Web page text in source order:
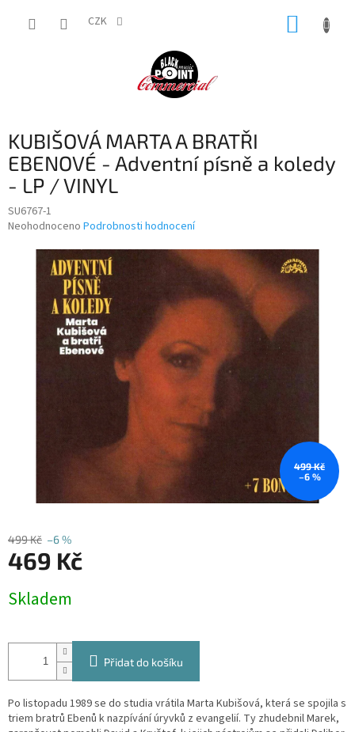
CZK
KUBIŠOVÁ MARTA A BRATŘI
EBENOVÉ - Adventní písně a koledy
- LP / VINYL
SU6767-1
Průměrné
hvězdiček.
Neohodnoceno Podrobnosti hodnocení
499 Kč
–6 %
499 Kč –6 %
469 Kč
cena:
Skladem
Přidat do košíku
Po listopadu 1989 se do studia vrátila Marta Kubišová, která se spojila s
triem bratrů Ebenů k nazpívání úryvků z evangelií. Ty zhudebnil Marek,